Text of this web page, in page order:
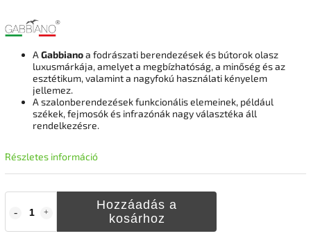
Hozzáadás a
kosárhoz
A Gabbianoa fodrászati berendezések és bútorok olasz
luxusmárkája, amelyet a megbízhatóság, a minőség és az
esztétikum, valamint a nagyfokú használati kényelem
jellemez.
A szalonberendezések funkcionális elemeinek, például
székek, fejmosók és infrazónák nagy választéka áll
rendelkezésre.
Részletes információ